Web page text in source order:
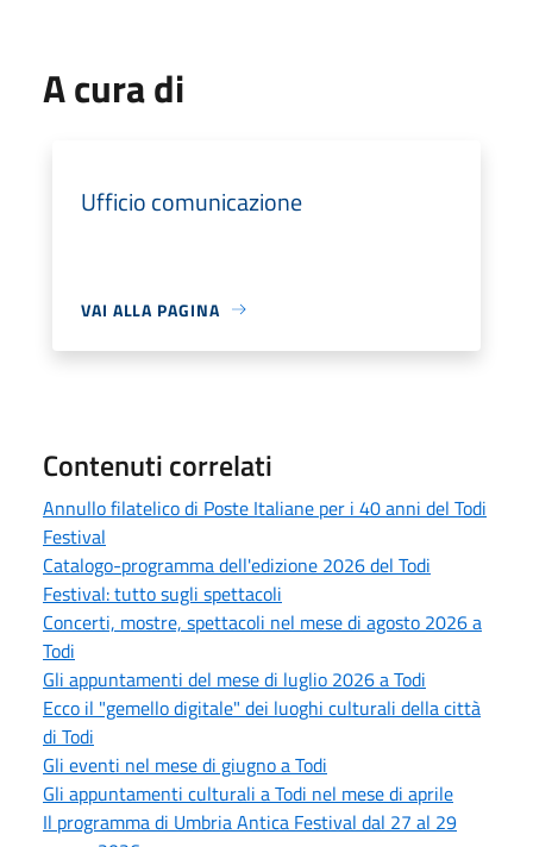
A cura di
Ufficio comunicazione
VAI ALLA PAGINA
Contenuti correlati
Annullo filatelico di Poste Italiane per i 40 anni del Todi
Festival
Catalogo-programma dell'edizione 2026 del Todi
Festival: tutto sugli spettacoli
Concerti, mostre, spettacoli nel mese di agosto 2026 a
Todi
Gli appuntamenti del mese di luglio 2026 a Todi
Ecco il "gemello digitale" dei luoghi culturali della città
di Todi
Gli eventi nel mese di giugno a Todi
Gli appuntamenti culturali a Todi nel mese di aprile
Il programma di Umbria Antica Festival dal 27 al 29